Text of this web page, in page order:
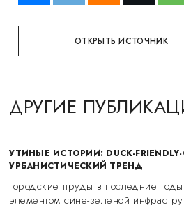
ОТКРЫТЬ ИСТОЧНИК
ДРУГИЕ
УТИНЫЕ ИСТОРИИ: DUCK-
УРБАНИСТИЧЕСКИЙ ТРЕНД
Городские пруды в последние
элементом сине-зеленой